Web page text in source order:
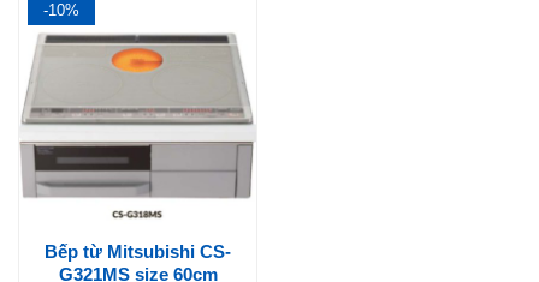
-10%
Bếp từ Mitsubishi CS-
G321MS size 60cm